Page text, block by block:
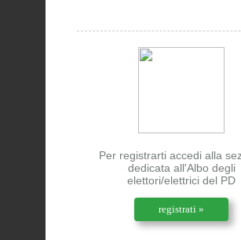
Per registrarti accedi alla
dedicata all'Albo degli
elettori/elettrici del PD